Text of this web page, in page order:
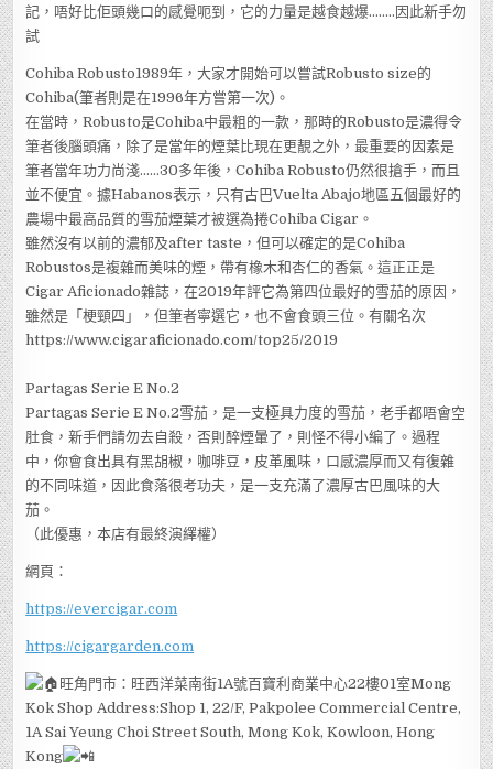
記，唔好比佢頭幾口的感覺呃到，它的力量是越食越爆……..因此新手勿
試
Cohiba Robusto1989年，大家才開始可以嘗試Robusto size的
Cohiba(筆者則是在1996年方嘗第一次)。
在當時，Robusto是Cohiba中最粗的一款，那時的Robusto是濃得令
筆者後腦頭痛，除了是當年的煙葉比現在更靚之外，最重要的因素是
筆者當年功力尚淺……30多年後，Cohiba Robusto仍然很搶手，而且
並不便宜。據Habanos表示，只有古巴Vuelta Abajo地區五個最好的
農場中最高品質的雪茄煙葉才被選為捲Cohiba Cigar。
雖然沒有以前的濃郁及after taste，但可以確定的是Cohiba
Robustos是複雜而美味的煙，帶有橡木和杏仁的香氣。這正正是
Cigar Aficionado雜誌，在2019年評它為第四位最好的雪茄的原因，
雖然是「梗頸四」，但筆者寧選它，也不會食頭三位。有關名次
https://www.cigaraficionado.com/top25/2019
Partagas Serie E No.2
Partagas Serie E No.2雪茄，是一支極具力度的雪茄，老手都唔會空
肚食，新手們請勿去自殺，否則醉煙暈了，則怪不得小編了。過程
中，你會食出具有黑胡椒，咖啡豆，皮革風味，口感濃厚而又有復雜
的不同味道，因此食落很考功夫，是一支充滿了濃厚古巴風味的大
茄。
（此優惠，本店有最終演繹權）
網頁：
https://evercigar.com
https://cigargarden.com
旺角門市：旺西洋菜南街1A號百寶利商業中心22樓01室Mong
Kok Shop Address:Shop 1, 22/F, Pakpolee Commercial Centre,
1A Sai Yeung Choi Street South, Mong Kok, Kowloon, Hong
Kong